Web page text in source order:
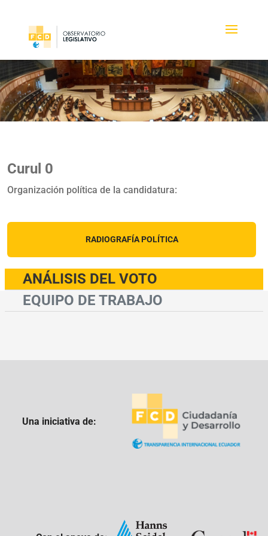
Curul 0
Organización política de la candidatura:
RADIOGRAFÍA POLÍTICA
ANÁLISIS DEL VOTO
EQUIPO DE TRABAJO
Una iniciativa de: